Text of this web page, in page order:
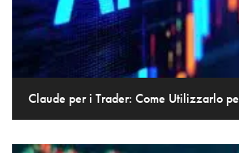
Claude per i Trader: Come Utilizzarlo